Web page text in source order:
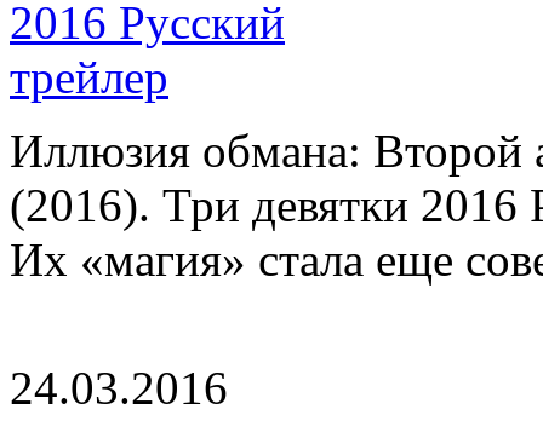
Иллюзия обмана: Второй
(2016). Три девятки 2016
Их «магия» стала еще
24.03.2016